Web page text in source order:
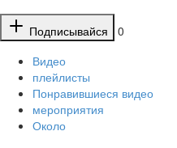
Подписывайся
0
Видео
плейлисты
Понравившиеся видео
мероприятия
Около